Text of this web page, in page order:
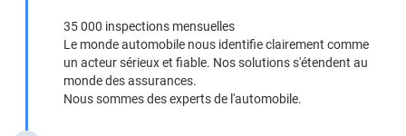
35 000 inspections mensuelles
Le monde automobile nous identifie clairement comme
un acteur sérieux et fiable. Nos solutions s'étendent au
monde des assurances.
Nous sommes des experts de l'automobile.